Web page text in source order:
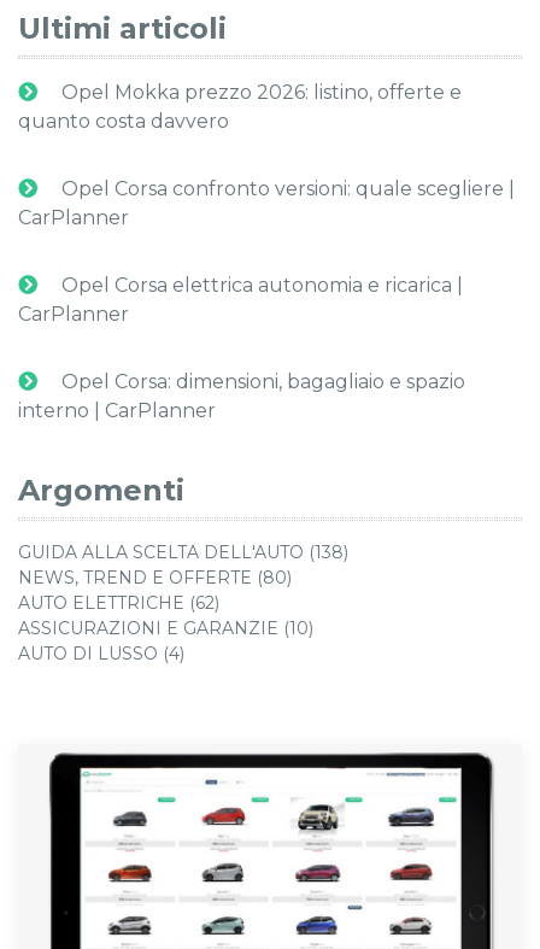
Ultimi articoli
Opel Mokka prezzo 2026: listino, offerte e
quanto costa davvero
Opel Corsa confronto versioni: quale scegliere |
CarPlanner
Opel Corsa elettrica autonomia e ricarica |
CarPlanner
Opel Corsa: dimensioni, bagagliaio e spazio
interno | CarPlanner
Argomenti
GUIDA ALLA SCELTA DELL'AUTO (138)
NEWS, TREND E OFFERTE (80)
AUTO ELETTRICHE (62)
ASSICURAZIONI E GARANZIE (10)
AUTO DI LUSSO (4)